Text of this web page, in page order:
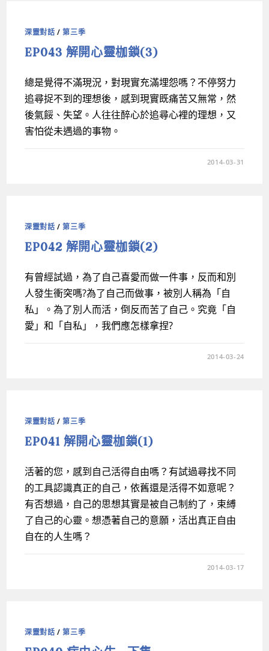
深靈對話 /第三季
EP043 解開心靈枷鎖(3)
總是覺得不滿現況，對現實充滿埋怨嗎？不停努力
追尋捉不到的理想後，感到現實既痛苦又無常，然
後氣餒、失望。人往往醉心於追尋心裡的理想，又
害怕從未遇過的事物。
2014-03-31
深靈對話 /第三季
EP042 解開心靈枷鎖(2)
有曾經試過，為了自己喜愛而做一件事，反而和別
人發生衝突嗎?為了自己而做事，被別人稱為「自
私」。為了別人而活，倒反而苦了自己。究竟「自
愛」和「自私」，我們應怎樣拿捏?
2014-03-24
深靈對話 /第三季
EP041 解開心靈枷鎖(1)
活著的您，感到自己活得自由嗎？有試過尋找不同
的工具認識真正的自己，依舊還是活得不如意呢？
有否想過，自己的思想其實是被自己制約了，束縛
了自己的心靈。想憑著自己的意願，活出真正自由
自在的人生嗎？
2014-03-17
深靈對話 /第三季